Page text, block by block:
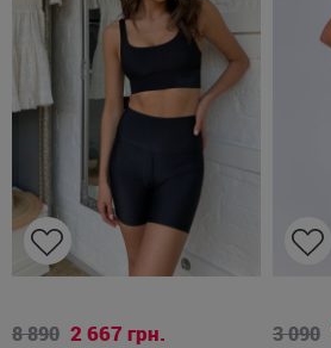
8 890 2 667 грн.
3 090